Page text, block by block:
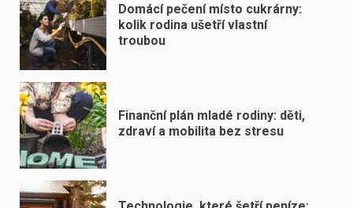
Domácí pečení místo cukrárny:
kolik rodina ušetří vlastní
troubou
Finanční plán mladé rodiny: děti,
zdraví a mobilita bez stresu